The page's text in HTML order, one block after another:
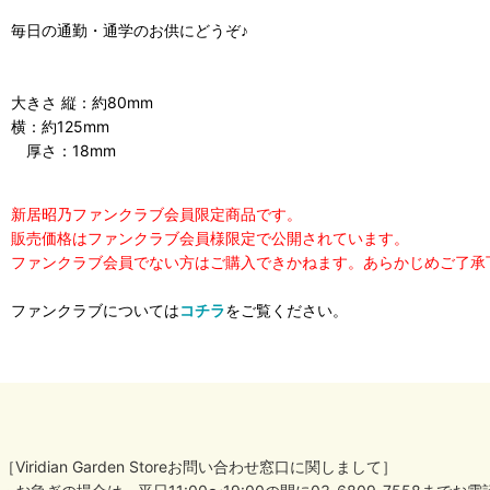
毎日の通勤・通学のお供にどうぞ♪
大きさ 縦：約80mm
横：約125mm
厚さ：18mm
新居昭乃ファンクラブ会員限定商品です。
販売価格はファンクラブ会員様限定で公開されています。
ファンクラブ会員でない方はご購入できかねます。あらかじめご了承
ファンクラブについてはコチラをご覧ください。
［Viridian Garden Storeお問い合わせ窓口に関しまして］